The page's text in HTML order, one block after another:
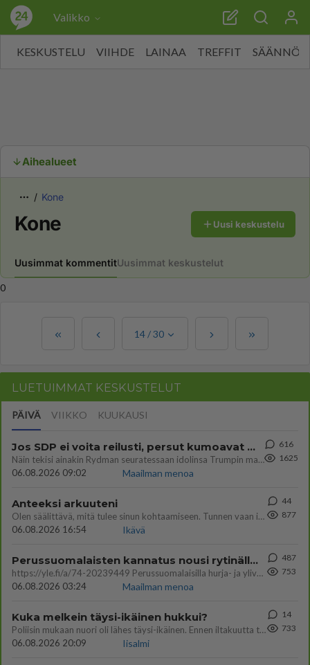
Valikko
KESKUSTELU VIIHDE LAINAA TREFFIT SÄÄNNÖT
Aihealueet
Kone
Kone Uusi keskustelu
Uusimmat kommentitUusimmat keskustelut
0
14 /30
LUETUIMMAT KESKUSTELUT
PÄIVÄ VIIKKO KUUKAUSI
Jos SDP ei voita reilusti, persut kumoavat demokratian Suomesta
Näin tekisi ainakin Rydman seuratessaan idolinsa Trumpin mallia https://www.is.fi/politiikka/art-2000012187244.html
06.08.2026 09:02
Maailman menoa
616
1625
Anteeksi arkuuteni
Olen säälittävä, mitä tulee sinun kohtaamiseen. Tunnen vaan itseni todella epävarmaksi sun kanssa. Jos minun olisi pitän
06.08.2026 16:54
Ikävä
44
877
Perussuomalaisten kannatus nousi rytinällä Ylen tänään julkaisemassa tuoreimmassa gallup-kyselyssä.
https://yle.fi/a/74-20239449 Perussuomalaisilla hurja- ja ylivoimaisesti suurin nousu tässä uudessa Ylen gallupissa. Kyl
06.08.2026 03:24
Maailman menoa
487
753
Kuka melkein täysi-ikäinen hukkui?
Poliisin mukaan nuori oli lähes täysi-ikäinen. Ennen iltakuutta tulleen ilmoituksen mukaan ihminen oli joutunut mahdoll
06.08.2026 20:09
Iisalmi
14
733